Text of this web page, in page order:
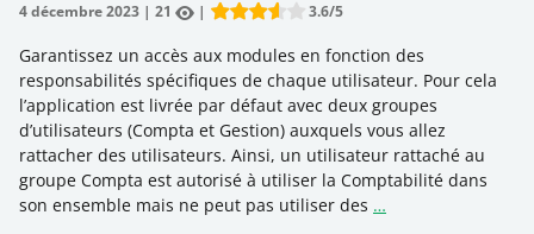
4 décembre 2023 | 21 |
Rate this item:
3.6/5
Garantissez un accès aux modules en fonction des
responsabilités spécifiques de chaque utilisateur. Pour cela
l’application est livrée par défaut avec deux groupes
d’utilisateurs (Compta et Gestion) auxquels vous allez
rattacher des utilisateurs. Ainsi, un utilisateur rattaché au
groupe Compta est autorisé à utiliser la Comptabilité dans
son ensemble mais ne peut pas utiliser des …